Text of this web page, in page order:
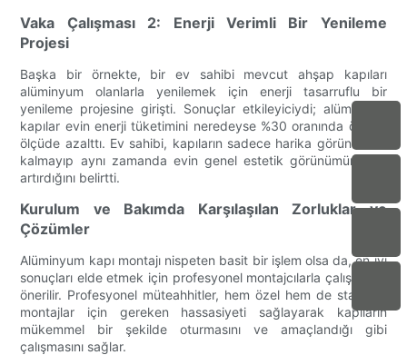
Vaka Çalışması 2: Enerji Verimli Bir Yenileme
Projesi
Başka bir örnekte, bir ev sahibi mevcut ahşap kapıları
alüminyum olanlarla yenilemek için enerji tasarruflu bir
yenileme projesine girişti. Sonuçlar etkileyiciydi; alüminyum
kapılar evin enerji tüketimini neredeyse %30 oranında önemli
ölçüde azalttı. Ev sahibi, kapıların sadece harika görünmekle
kalmayıp aynı zamanda evin genel estetik görünümünü de
artırdığını belirtti.
Kurulum ve Bakımda Karşılaşılan Zorluklar ve
Çözümler
Alüminyum kapı montajı nispeten basit bir işlem olsa da, en iyi
sonuçları elde etmek için profesyonel montajcılarla çalışmanız
önerilir. Profesyonel müteahhitler, hem özel hem de standart
montajlar için gereken hassasiyeti sağlayarak kapıların
mükemmel bir şekilde oturmasını ve amaçlandığı gibi
çalışmasını sağlar.